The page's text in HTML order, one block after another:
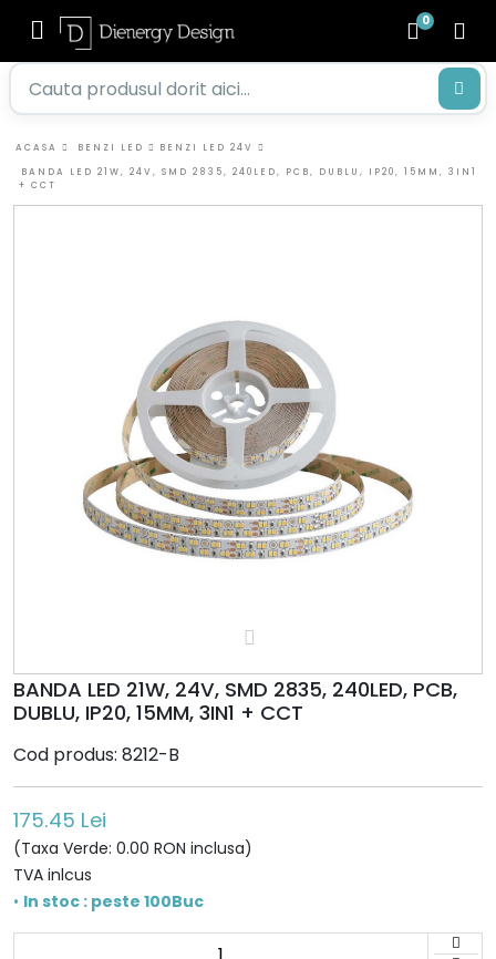
0
ACASA BENZI LED
BENZI LED 24V
BANDA LED 21W, 24V, SMD 2835, 240LED, PCB, DUBLU, IP20, 15MM, 3IN1
+ CCT
BANDA LED 21W, 24V, SMD 2835, 240LED, PCB,
DUBLU, IP20, 15MM, 3IN1 + CCT
Cod produs: 8212-B
175.45 Lei
(Taxa Verde: 0.00 RON inclusa)
TVA inlcus
• In stoc : peste 100Buc